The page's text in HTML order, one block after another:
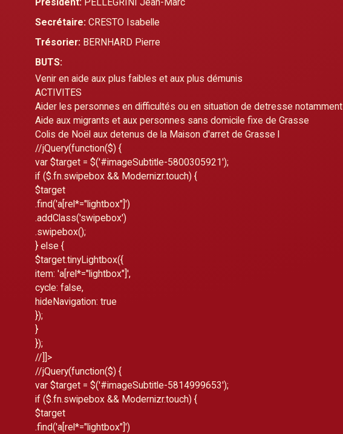
Secrétaire: CRESTO Isabelle
Trésorier: BERNHARD Pierre
BUTS:
Venir en aide aux plus faibles et aux plus démunis
ACTIVITES
Aider les personnes en difficultés ou en situation de detresse notamment
Aide aux migrants et aux personnes sans domicile fixe de Grasse
Colis de Noël aux detenus de la Maison d'arret de Grasse l
//jQuery(function($) {
var $target = $('#imageSubtitle-5800305921');
if ($.fn.swipebox && Modernizr.touch) {
$target
.find('a[rel*="lightbox"]')
.addClass('swipebox')
.swipebox();
} else {
$target.tinyLightbox({
item: 'a[rel*="lightbox"]',
cycle: false,
hideNavigation: true
});
}
});
//]]>
//jQuery(function($) {
var $target = $('#imageSubtitle-5814999653');
if ($.fn.swipebox && Modernizr.touch) {
$target
.find('a[rel*="lightbox"]')